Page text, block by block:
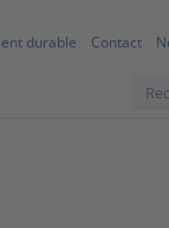
durable Contact